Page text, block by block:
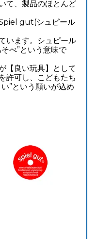
て、製品のほとんど
gut(シュピール
います。シュピール
べ”という意味で
【良い玩具】として
許可し、こどもたち
”という願いが込め